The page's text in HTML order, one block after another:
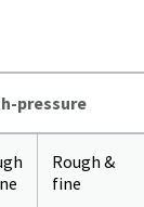
pressure
Rough &
fine